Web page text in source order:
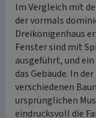
Im Vergleich mit
der vormals
Dreikönigenhaus
Fenster sind mit
ausgeführt, und
das Gebäude. In
verschiedenen
ursprünglichen
eindrucksvoll die